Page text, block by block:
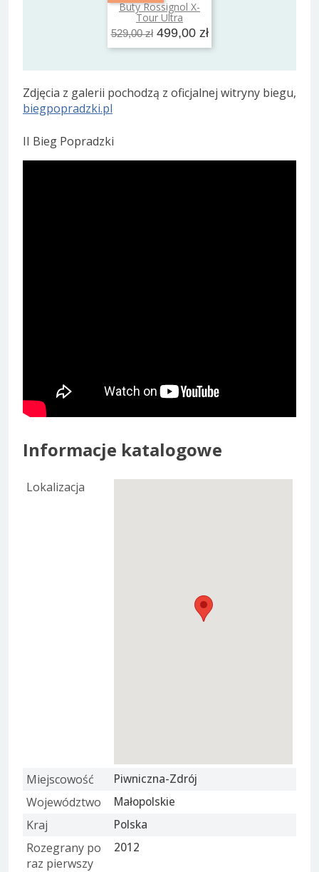
Buty Rossignol X-
Tour Ultra
529,00 zł 499,00 zł
Dodaj do koszyka
Zdjęcia z galerii pochodzą z oficjalnej witryny biegu,
biegpopradzki.pl
II Bieg Popradzki
Informacje katalogowe
Lokalizacja
Miejscowość Piwniczna-Zdrój
Województwo Małopolskie
Kraj Polska
Rozegrany po
raz pierwszy
2012